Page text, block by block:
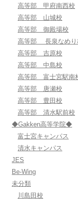
高等部 甲府南西校
高等部 山城校
高等部 御殿場校
高等部 長泉なめり
高等部 吉原校
高等部 中島校
高等部 富士宮駅南
高等部 唐瀬校
高等部 豊田校
高等部 清水駅前校
◆Gakken高等学院◆
富士宮キャンパス
清水キャンパス
JES
Be-Wing
未分類
川島田校